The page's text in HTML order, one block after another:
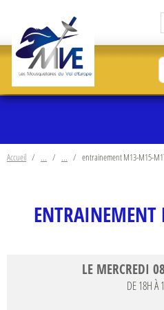
Accueil entrainement M13-M15-
LE MERCREDI 08
DE 18H À